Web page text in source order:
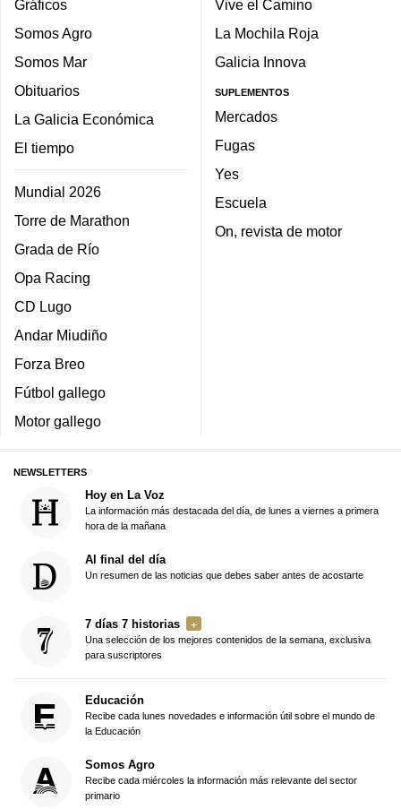
Gráficos
Somos Agro
Somos Mar
Obituarios
La Galicia Económica
El tiempo
Mundial 2026
Torre de Marathon
Grada de Río
Opa Racing
CD Lugo
Andar Miudiño
Forza Breo
Fútbol gallego
Motor gallego
Vive el Camino
La Mochila Roja
Galicia Innova
SUPLEMENTOS
Mercados
Fugas
Yes
Escuela
On, revista de motor
NEWSLETTERS
Hoy en La Voz
La información más destacada del día, de lunes a viernes a primera
hora de la mañana
Al final del día
Un resumen de las noticias que debes saber antes de acostarte
7 días 7 historias
Una selección de los mejores contenidos de la semana, exclusiva
para suscriptores
Educación
Recibe cada lunes novedades e información útil sobre el mundo de
la Educación
Somos Agro
Recibe cada miércoles la información más relevante del sector
primario